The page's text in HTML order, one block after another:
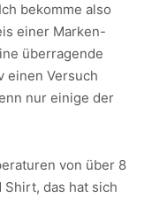
bekomme also
einer Marken-
überragende
einen Versuch
nur einige der
von über 8
Shirt, das hat sich